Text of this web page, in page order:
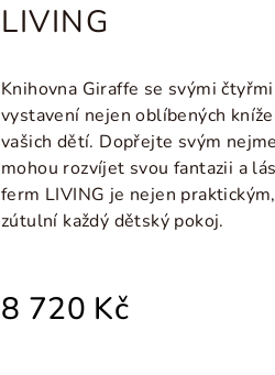
LIVING
Knihovna Giraffe se svými
vystavení nejen oblíbených
vašich dětí. Dopřejte svým
mohou rozvíjet svou fantazii a
ferm LIVING je nejen
zútulní každý dětský pokoj.
8 720 Kč